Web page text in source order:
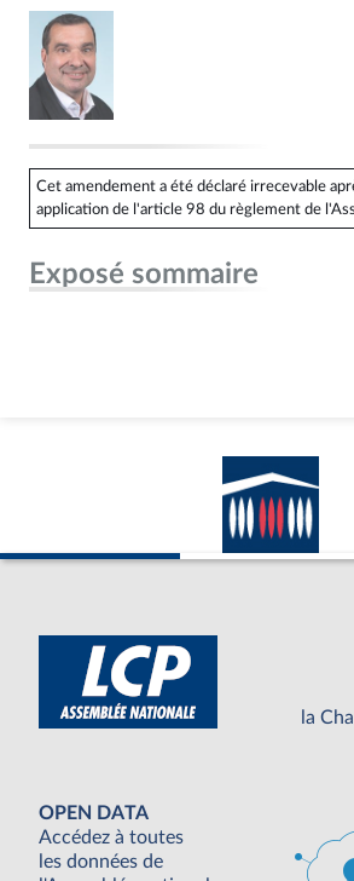
Cet amendement a été déclaré irrecevable
application de l'article 98 du règlement de
Exposé sommaire
la
OPEN DATA
Accédez à toutes
les données de